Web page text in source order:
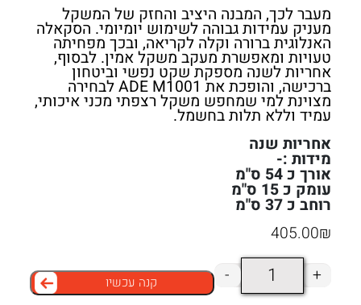
מעבר לכך, המבנה היציב והחזק של המשקל
מעניק עמידות גבוהה לשימוש יומיומי. הסקאלה
האנלוגית ברורה וקלה לקריאה, ובכך מפחיתה
טעויות ומאפשרת מעקב משקל אמין. לבסוף,
אחריות לשנה מספקת שקט נפשי וביטחון
ברכישה, והופכת את ADE M1001 לבחירה
מצוינת למי שמחפש משקל רצפתי מכני איכותי,
עמיד וללא תלות בחשמל.
אחריות שנה
מידות :-
אורך כ 54 ס"מ
עומק כ 15 ס"מ
רוחב כ 37 ס"מ
₪
405.00
+ כמות
של
- קנה עכשיו